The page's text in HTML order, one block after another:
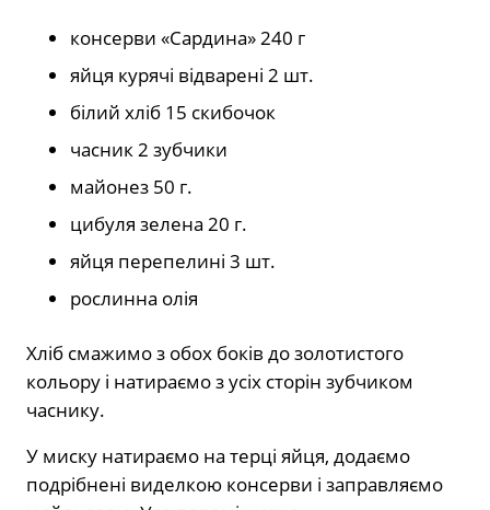
консерви «Сардина» 240 г
яйця курячі відварені 2 шт.
білий хліб 15 скибочок
часник 2 зубчики
майонез 50 г.
цибуля зелена 20 г.
яйця перепелині 3 шт.
рослинна олія
Хліб смажимо з обох боків до золотистого
кольору і натираємо з усіх сторін зубчиком
часнику.
У миску натираємо на терці яйця, додаємо
подрібнені виделкою консерви і заправляємо